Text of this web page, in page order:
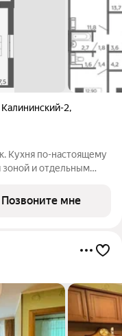
2,
Кухня по-настоящему
зоной и отдельным
момент выйти на
Позвоните мне